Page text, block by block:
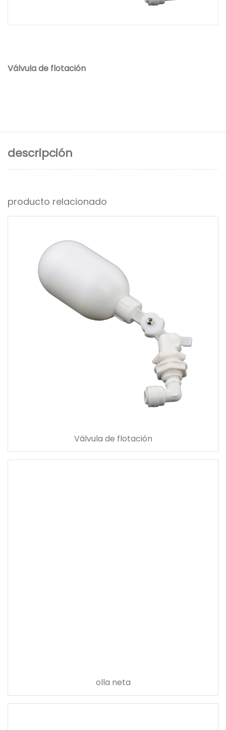
Válvula de flotación
descripción
producto relacionado
Válvula de flotación
olla neta